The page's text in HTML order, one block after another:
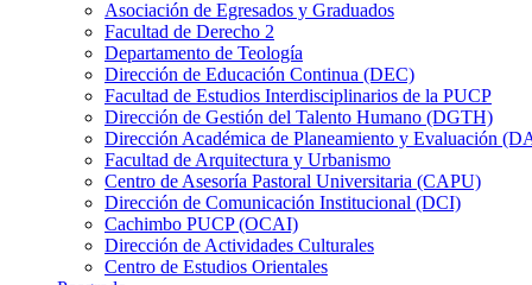
Asociación de Egresados y Graduados
Facultad de Derecho 2
Departamento de Teología
Dirección de Educación Continua (DEC)
Facultad de Estudios Interdisciplinarios de la PUCP
Dirección de Gestión del Talento Humano (DGTH)
Dirección Académica de Planeamiento y Evaluación
Facultad de Arquitectura y Urbanismo
Centro de Asesoría Pastoral Universitaria (CAPU)
Dirección de Comunicación Institucional (DCI)
Cachimbo PUCP (OCAI)
Dirección de Actividades Culturales
Centro de Estudios Orientales